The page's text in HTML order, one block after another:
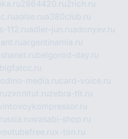
2864420.ru2rich.ru
aalse.rua380club.ru
112.ruadler-jun.ruadonyev.ru
argentinamia.ru
belgorod-day.ru
bigfatcc.ru
media.rucard-voice.ru
zvonitut.ruzebra-tlt.ru
wasabi-shop.ru
x-ton.ru